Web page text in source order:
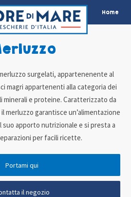
Home
surgelati, appartenenente al
magri appartenenti alla categoria dei
minerali e proteine. Caratterizzato da
merluzzo garantisce un’alimentazione
suo apporto nutrizionale e si presta a
per facili ricette.
Portami qui
il negozio